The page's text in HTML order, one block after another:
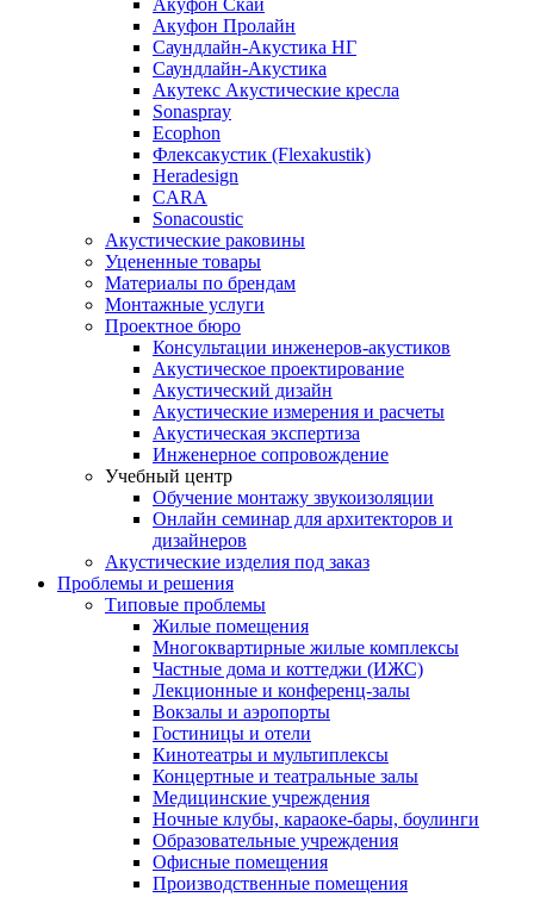
Акуфон Скай
Акуфон Пролайн
Саундлайн-Акустика НГ
Саундлайн-Акустика
Акутекс Акустические кресла
Sonaspray
Ecophon
Флексакустик (Flexakustik)
Heradesign
CARA
Sonacoustic
Акустические раковины
Уцененные товары
Материалы по брендам
Монтажные услуги
Проектное бюро
Консультации инженеров-акустиков
Акустическое проектирование
Акустический дизайн
Акустические измерения и расчеты
Акустическая экспертиза
Инженерное сопровождение
Учебный центр
Обучение монтажу звукоизоляции
Онлайн семинар для архитекторов и
дизайнеров
Акустические изделия под заказ
Проблемы и решения
Типовые проблемы
Жилые помещения
Многоквартирные жилые комплексы
Частные дома и коттеджи (ИЖС)
Лекционные и конференц-залы
Вокзалы и аэропорты
Гостиницы и отели
Кинотеатры и мультиплексы
Концертные и театральные залы
Медицинские учреждения
Ночные клубы, караоке-бары, боулинги
Образовательные учреждения
Офисные помещения
Производственные помещения